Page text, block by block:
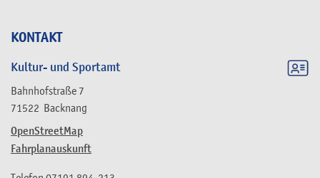
KONTAKT
Kultur- und Sportamt
Bahnhofstraße 7
71522 Backnang
OpenStreetMap
Fahrplanauskunft